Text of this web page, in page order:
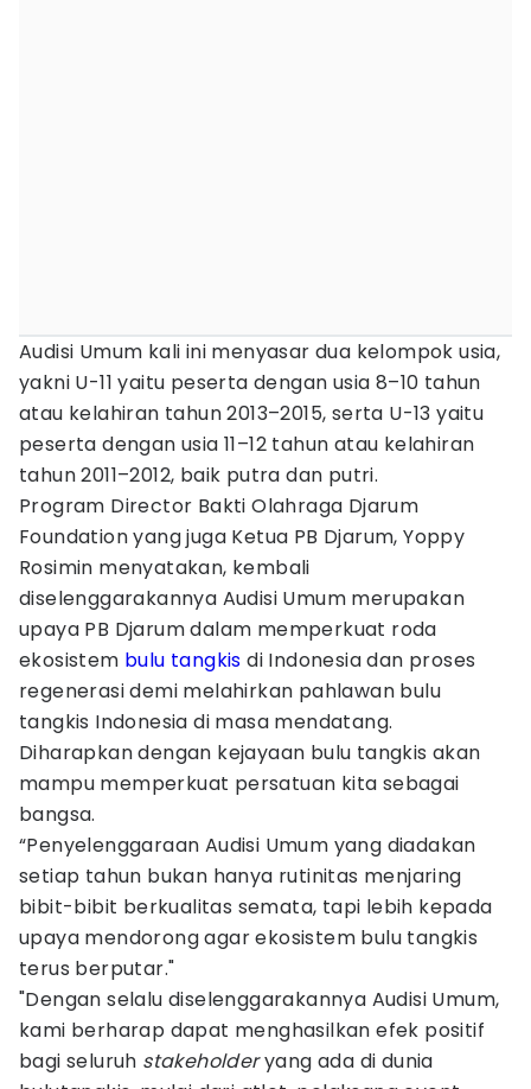
Audisi Umum kali ini menyasar dua kelompok usia,
yakni U-11 yaitu peserta dengan usia 8–10 tahun
atau kelahiran tahun 2013–2015, serta U-13 yaitu
peserta dengan usia 11–12 tahun atau kelahiran
tahun 2011–2012, baik putra dan putri.
Program Director Bakti Olahraga Djarum
Foundation yang juga Ketua PB Djarum, Yoppy
Rosimin menyatakan, kembali
diselenggarakannya Audisi Umum merupakan
upaya PB Djarum dalam memperkuat roda
ekosistem bulu tangkis di Indonesia dan proses
regenerasi demi melahirkan pahlawan bulu
tangkis Indonesia di masa mendatang.
Diharapkan dengan kejayaan bulu tangkis akan
mampu memperkuat persatuan kita sebagai
bangsa.
“Penyelenggaraan Audisi Umum yang diadakan
setiap tahun bukan hanya rutinitas menjaring
bibit-bibit berkualitas semata, tapi lebih kepada
upaya mendorong agar ekosistem bulu tangkis
terus berputar."
"Dengan selalu diselenggarakannya Audisi Umum,
kami berharap dapat menghasilkan efek positif
bagi seluruh stakeholderyang ada di dunia